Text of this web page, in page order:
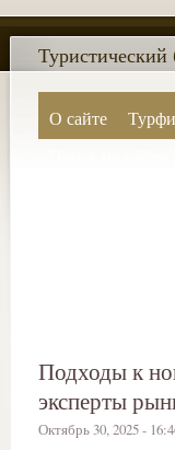
О сайте
Туристический
Подходы к
эксперты
Октябрь 30, 2025 -